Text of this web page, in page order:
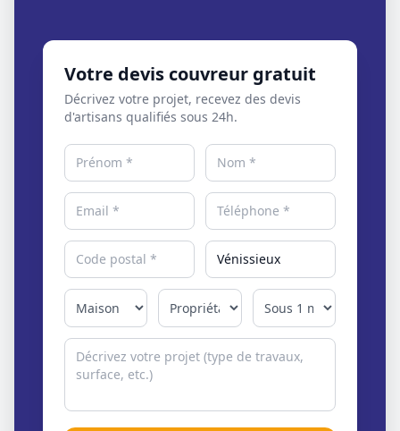
Votre devis couvreur gratuit
Décrivez votre projet, recevez des devis
d'artisans qualifiés sous 24h.